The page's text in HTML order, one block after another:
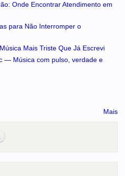
Onde Encontrar Atendimento em
para Não Interromper o
Mais Triste Que Já Escrevi
— Música com pulso, verdade e
Mais